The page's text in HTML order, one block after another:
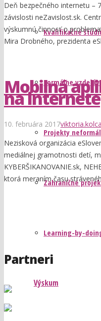
Kvalifikačné
Formálne
Projekty
Zahraničné
Learning-by-
Výskum
Deň bezpečného internetu –
závislosti neZavislost.sk.
výskumnú činnosť o
Mira Drobného, prezidenta
Mobilná
na internete
10. februára 2017
Nezisková organizácia
mediálnej gramotnosti detí,
KYBERŠIKANOVANIE.sk,
ktorá meraním času
Partneri